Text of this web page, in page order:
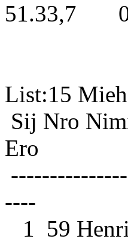
51.33,7
Sij
Ero
----
1 59